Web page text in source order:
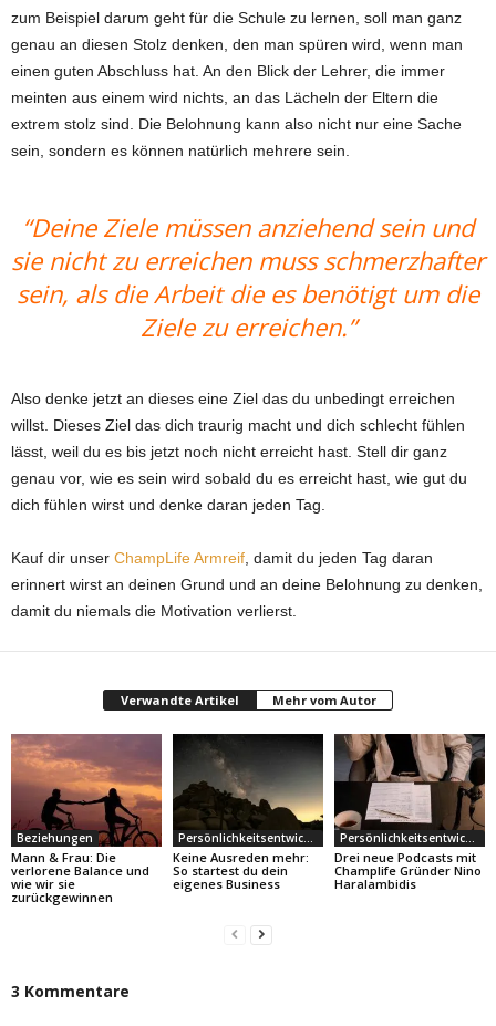
zum Beispiel darum geht für die Schule zu lernen, soll man ganz
genau an diesen Stolz denken, den man spüren wird, wenn man
einen guten Abschluss hat. An den Blick der Lehrer, die immer
meinten aus einem wird nichts, an das Lächeln der Eltern die
extrem stolz sind. Die Belohnung kann also nicht nur eine Sache
sein, sondern es können natürlich mehrere sein.
“Deine Ziele müssen anziehend sein und
sie nicht zu erreichen muss schmerzhafter
sein, als die Arbeit die es benötigt um die
Ziele zu erreichen.”
Also denke jetzt an dieses eine Ziel das du unbedingt erreichen
willst. Dieses Ziel das dich traurig macht und dich schlecht fühlen
lässt, weil du es bis jetzt noch nicht erreicht hast. Stell dir ganz
genau vor, wie es sein wird sobald du es erreicht hast, wie gut du
dich fühlen wirst und denke daran jeden Tag.
Kauf dir unser ChampLife Armreif, damit du jeden Tag daran
erinnert wirst an deinen Grund und an deine Belohnung zu denken,
damit du niemals die Motivation verlierst.
Verwandte Artikel Mehr vom Autor
Beziehungen
Mann & Frau: Die
verlorene Balance und
wie wir sie
zurückgewinnen
Persönlichkeitsentwicklung
Keine Ausreden mehr:
So startest du dein
eigenes Business
Persönlichkeitsentwicklung
Drei neue Podcasts mit
Champlife Gründer Nino
Haralambidis
3 Kommentare